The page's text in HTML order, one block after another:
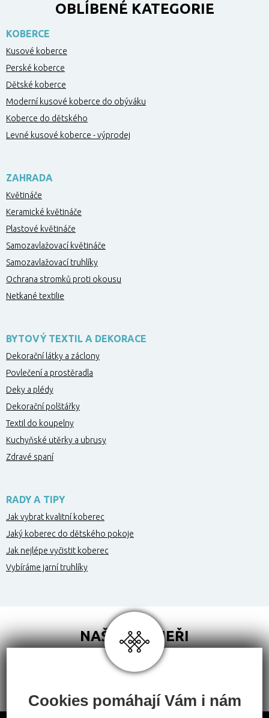
OBLÍBENÉ KATEGORIE
KOBERCE
Kusové koberce
Perské koberce
Dětské koberce
Moderní kusové koberce do obýváku
Koberce do dětského
Levné kusové koberce - výprodej
ZAHRADA
Květináče
Keramické květináče
Plastové květináče
Samozavlažovací květináče
Samozavlažovací truhlíky
Ochrana stromků proti okousu
Netkané textilie
BYTOVÝ TEXTIL A DEKORACE
Dekorační látky a záclony
Povlečení a prostěradla
Deky a plédy
Dekorační polštářky
Textil do koupelny
Kuchyňské utěrky a ubrusy
Zdravé spaní
RADY A TIPY
Jak vybrat kvalitní koberec
Jaký koberec do dětského pokoje
Jak nejlépe vyčistit koberec
Vybíráme jarní truhlíky
NAŠI PARTNEŘI
Cookies pomáhají Vám i nám